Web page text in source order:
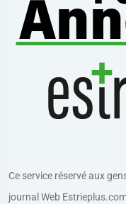
Ce service réservé aux
journal Web